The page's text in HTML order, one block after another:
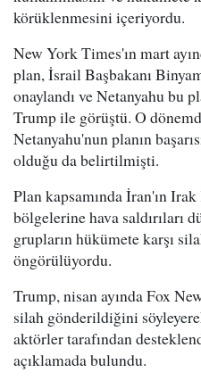
körüklenmesini içeriyordu.
New York Times'ın mart
plan, İsrail Başbakanı
onaylandı ve Netanyahu bu
Trump ile görüştü. O
Netanyahu'nun planın
olduğu da belirtilmişti.
Plan kapsamında İran'ın Irak
bölgelerine hava saldırıları
grupların hükümete karşı
öngörülüyordu.
Trump, nisan ayında Fox
silah gönderildiğini
aktörler tarafından
açıklamada bulundu.